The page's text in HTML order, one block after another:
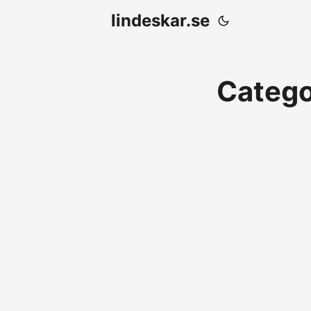
lindeskar.se